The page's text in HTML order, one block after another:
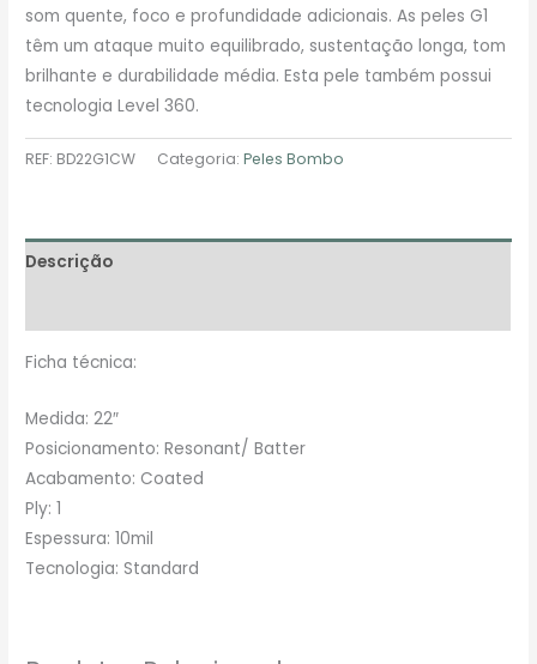
som quente, foco e profundidade adicionais. As peles G1
têm um ataque muito equilibrado, sustentação longa, tom
brilhante e durabilidade média. Esta pele também possui
tecnologia Level 360.
REF: BD22G1CW Categoria:Peles Bombo
Descrição
Ficha técnica:
Medida: 22″
Posicionamento: Resonant/ Batter
Acabamento: Coated
Ply: 1
Espessura: 10mil
Tecnologia: Standard